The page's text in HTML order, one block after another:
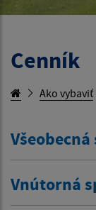
Cenník
Ako vybaviť
Vnútorná